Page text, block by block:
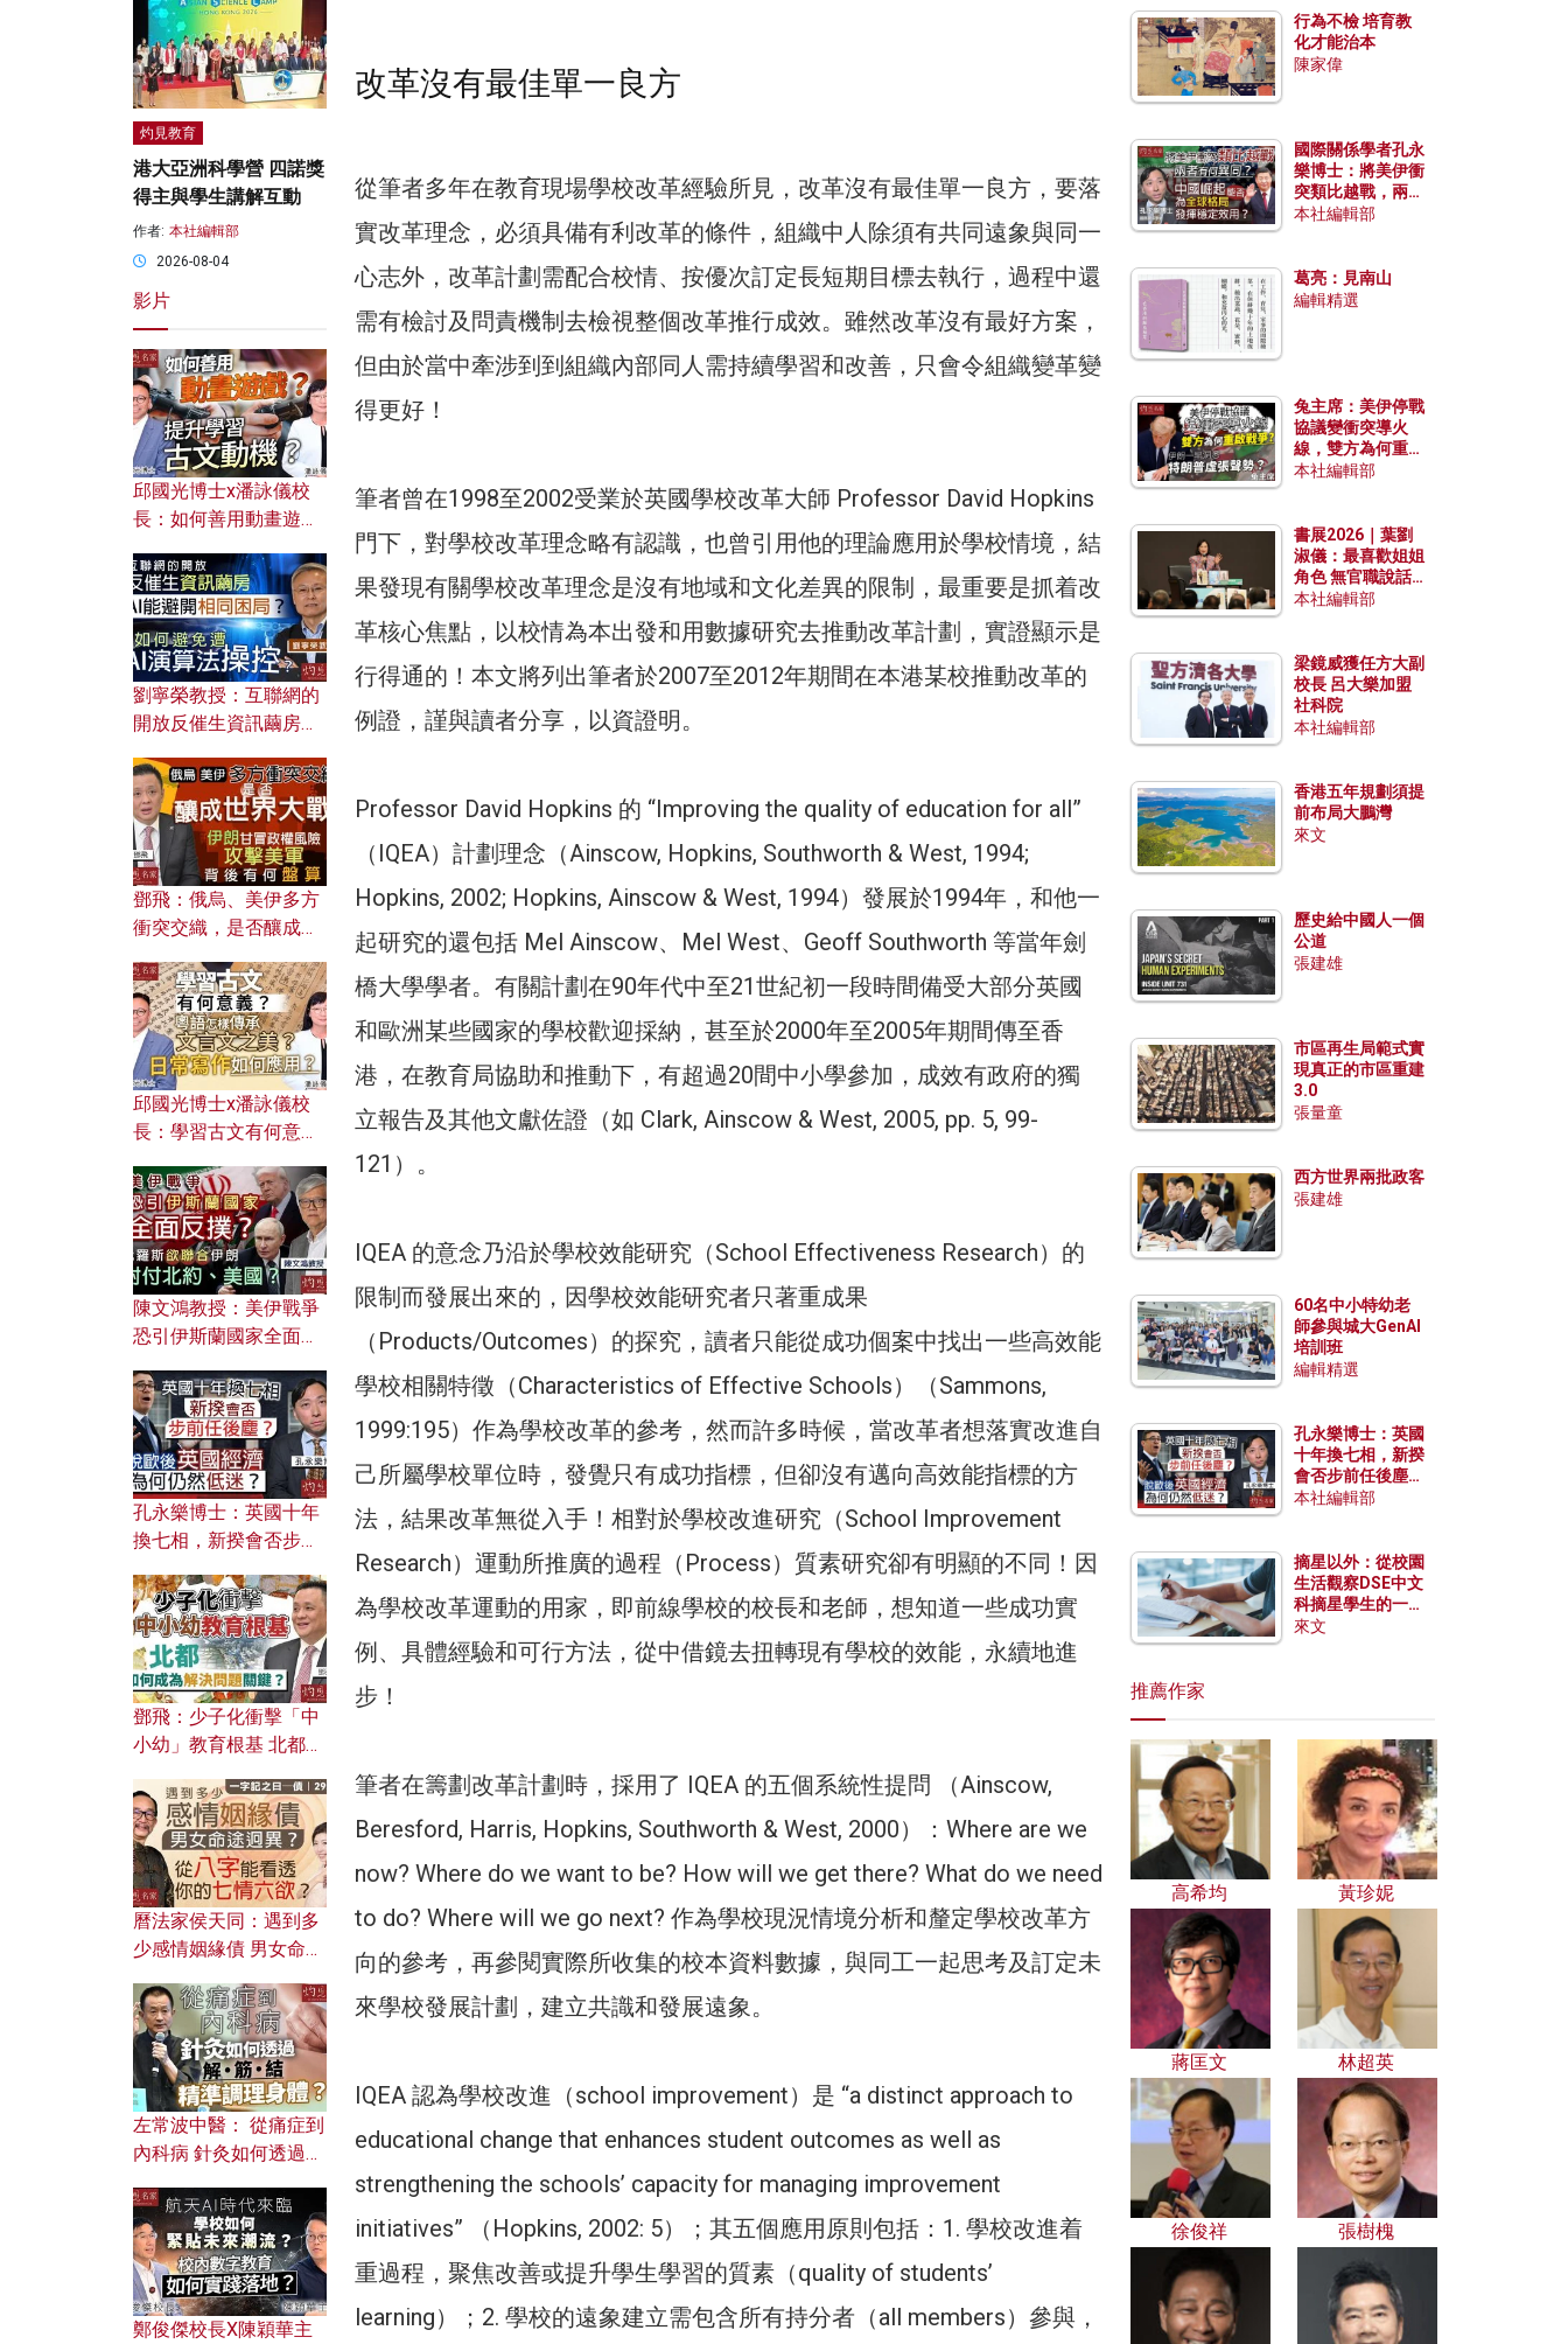
改革沒有最佳單一良方
從筆者多年在教育現場學校改革經驗所見，改革沒有最佳單一良方，要落
實改革理念，必須具備有利改革的條件，組織中人除須有共同遠象與同一
心志外，改革計劃需配合校情、按優次訂定長短期目標去執行，過程中還
需有檢討及問責機制去檢視整個改革推行成效。雖然改革沒有最好方案，
但由於當中牽涉到到組織內部同人需持續學習和改善，只會令組織變革變
得更好！
筆者曾在1998至2002受業於英國學校改革大師 Professor David Hopkins
門下，對學校改革理念略有認識，也曾引用他的理論應用於學校情境，結
果發現有關學校改革理念是沒有地域和文化差異的限制，最重要是抓着改
革核心焦點，以校情為本出發和用數據研究去推動改革計劃，實證顯示是
行得通的！本文將列出筆者於2007至2012年期間在本港某校推動改革的
例證，謹與讀者分享，以資證明。
Professor David Hopkins 的 “Improving the quality of education for all”
（IQEA）計劃理念（Ainscow, Hopkins, Southworth & West, 1994;
Hopkins, 2002; Hopkins, Ainscow & West, 1994）發展於1994年，和他一
起研究的還包括 Mel Ainscow、Mel West、Geoff Southworth 等當年劍
橋大學學者。有關計劃在90年代中至21世紀初一段時間備受大部分英國
和歐洲某些國家的學校歡迎採納，甚至於2000年至2005年期間傳至香
港，在教育局協助和推動下，有超過20間中小學參加，成效有政府的獨
立報告及其他文獻佐證（如 Clark, Ainscow & West, 2005, pp. 5, 99-
121）。
IQEA 的意念乃沿於學校效能研究（School Effectiveness Research）的
限制而發展出來的，因學校效能研究者只著重成果
（Products/Outcomes）的探究，讀者只能從成功個案中找出一些高效能
學校相關特徵（Characteristics of Effective Schools）（Sammons,
1999:195）作為學校改革的參考，然而許多時候，當改革者想落實改進自
己所屬學校單位時，發覺只有成功指標，但卻沒有邁向高效能指標的方
法，結果改革無從入手！相對於學校改進研究（School Improvement
Research）運動所推廣的過程（Process）質素研究卻有明顯的不同！因
為學校改革運動的用家，即前線學校的校長和老師，想知道一些成功實
例、具體經驗和可行方法，從中借鏡去扭轉現有學校的效能，永續地進
步！
筆者在籌劃改革計劃時，採用了 IQEA 的五個系統性提問 （Ainscow,
Beresford, Harris, Hopkins, Southworth & West, 2000）：Where are we
now? Where do we want to be? How will we get there? What do we need
to do? Where will we go next? 作為學校現況情境分析和釐定學校改革方
向的參考，再參閱實際所收集的校本資料數據，與同工一起思考及訂定未
來學校發展計劃，建立共識和發展遠象。
IQEA 認為學校改進（school improvement）是 “a distinct approach to
educational change that enhances student outcomes as well as
strengthening the schools’ capacity for managing improvement
initiatives” （Hopkins, 2002: 5）；其五個應用原則包括：1. 學校改進着
重過程，聚焦改善或提升學生學習的質素（quality of students’
learning）；2. 學校的遠象建立需包含所有持分者（all members）參與，
灼見教育
港大亞洲科學營 四諾獎
得主與學生講解互動
作者: 本社編輯部
2026-08-04
影片
邱國光博士x潘詠儀校
長：如何善用動畫遊戲
劉寧榮教授：互聯網的
開放反催生資訊繭房，
何避免遭AI演算法操
控？
鄧飛：俄烏、美伊多方
衝突交織，是否釀成世
風險攻擊美軍，背後有
何盤算？
邱國光博士x潘詠儀校
長：學習古文有何意
文之美？ 日常寫作如何
應用？
陳文鴻教授：美伊戰爭
恐引伊斯蘭國家全面反
對付北約美國？
孔永樂博士：英國十年
換七相，新揆會否步前
濟為何仍然低迷？
鄧飛：少子化衝擊「中
小幼」教育根基 北都如
曆法家侯天同：遇到多
少感情姻緣債 男女命途
的七情六欲？
左常波中醫： 從痛症到
內科病 針灸如何透過解
鄭俊傑校長X陳穎華主
行為不檢 培育教
化才能治本
陳家偉
國際關係學者孔永
樂博士：將美伊衝
突類比越戰，兩者
有何異同？中國崛
本社編輯部
葛亮：見南山
編輯精選
兔主席：美伊停戰
協議變衝突導火
線，雙方為何重啟
戰爭？伊朗一早洞
本社編輯部
書展2026｜葉劉
淑儀：最喜歡姐姐
角色 無官職說話
包袱少
本社編輯部
梁鏡威獲任方大副
校長 呂大樂加盟
社科院
本社編輯部
香港五年規劃須提
前布局大鵬灣
來文
歷史給中國人一個
公道
張建雄
市區再生局範式實
現真正的市區重建
3.0
張量童
西方世界兩批政客
張建雄
60名中小特幼老
師參與城大GenAI
培訓班
編輯精選
孔永樂博士：英國
十年換七相，新揆
會否步前任後塵？
脫歐後英國經濟為
本社編輯部
摘星以外：從校園
生活觀察DSE中文
科摘星學生的一點
特質
來文
推薦作家
高希均 黃珍妮
蔣匡文 林超英
徐俊祥 張樹槐